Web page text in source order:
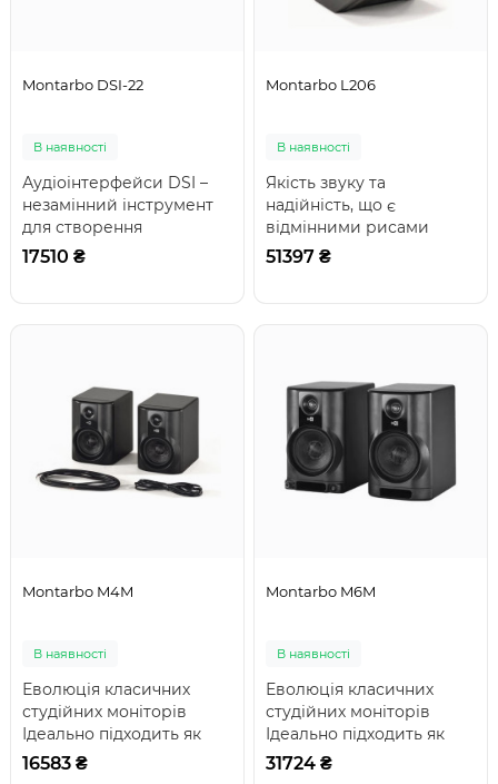
Montarbo DSI-22
В наявності
Аудіоінтерфейси DSI –
незамінний інструмент
для створення
домашньої студії
17510 ₴
Montarbo L206
В наявності
Якість звуку та
надійність, що є
відмінними рисами
бренду Montarbo, втілені
51397 ₴
Montarbo M4M
В наявності
Еволюція класичних
студійних моніторів
Ідеально підходить як
для тих, хто працює у
16583 ₴
Montarbo M6M
В наявності
Еволюція класичних
студійних моніторів
Ідеально підходить як
для тих, хто працює в
31724 ₴